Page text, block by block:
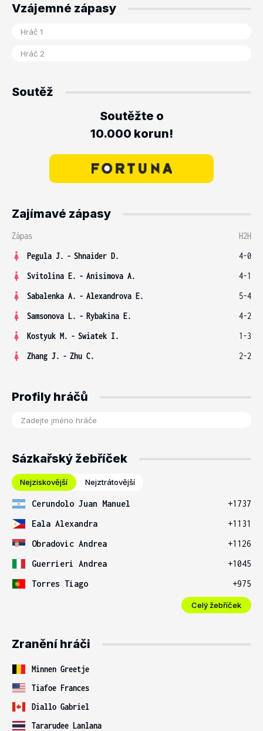
Vzájemné zápasy
Soutěž
Soutěžte o
10.000 korun!
Zajímavé zápasy
Zápas
H2H
Pegula J. - Shnaider D.
4-0
Svitolina E. - Anisimova A.
4-1
Sabalenka A. - Alexandrova E.
5-4
Samsonova L. - Rybakina E.
4-2
Kostyuk M. - Swiatek I.
1-3
Zhang J. - Zhu C. 2-2
Profily hráčů
Sázkařský žebříček
Nejziskovější Nejztrátovější
Cerundolo Juan Manuel
+1737
Eala Alexandra
+1131
Obradovic Andrea
+1126
Guerrieri Andrea
+1045
Torres Tiago
+975
Celý žebříček
Zranění hráči
Minnen Greetje
Tiafoe Frances
Diallo Gabriel
Tararudee Lanlana